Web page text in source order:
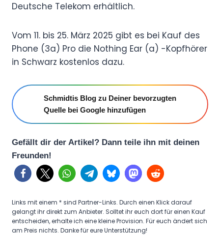
Deutsche Telekom erhältlich.
Vom 11. bis 25. März 2025 gibt es bei Kauf des
Phone (3a) Pro die Nothing Ear (a) -Kopfhörer
in Schwarz kostenlos dazu.
Schmidtis Blog zu Deiner bevorzugten
Quelle bei Google hinzufügen
Gefällt dir der Artikel? Dann teile ihn mit deinen
Freunden!
Links mit einem * sind Partner-Links. Durch einen Klick darauf
gelangt ihr direkt zum Anbieter. Solltet ihr euch dort für einen Kauf
entscheiden, erhalte ich eine kleine Provision. Für euch ändert sich
am Preis nichts. Danke für eure Unterstützung!